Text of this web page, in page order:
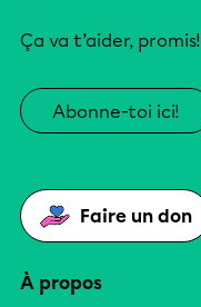
Ça va t’aider, promis!
Abonne-toi ici!
Faire un don
À propos